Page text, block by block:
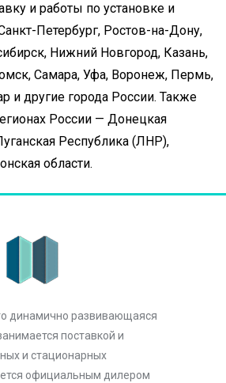
и работы по установке и
Петербург, Ростов-на-Дону,
Нижний Новгород, Казань,
Самара, Уфа, Воронеж, Пермь,
и другие города России. Также
России — Донецкая
Республика (ЛНР),
области.
динамично развивающаяся
поставкой и
и стационарных
официальным дилером